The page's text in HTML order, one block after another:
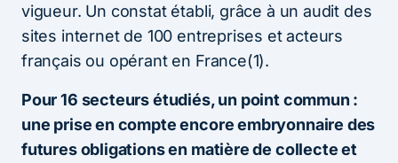
vigueur. Un constat établi, grâce à un audit des
sites internet de 100 entreprises et acteurs
français ou opérant en France(1).
Pour 16 secteurs étudiés, un point commun :
une prise en compte encore embryonnaire des
futures obligations en matière de collecte et